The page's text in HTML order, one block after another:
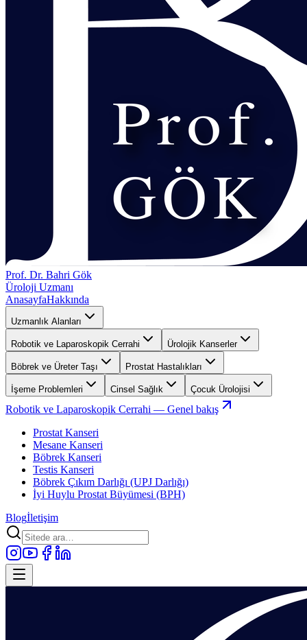
Prof. Dr. Bahri Gök
Üroloji Uzmanı
AnasayfaHakkında
Uzmanlık Alanları
Robotik ve Laparoskopik Cerrahi Ürolojik Kanserler
Böbrek ve Üreter Taşı Prostat Hastalıkları
İşeme Problemleri Cinsel Sağlık Çocuk Ürolojisi
Robotik ve Laparoskopik Cerrahi — Genel bakış
Prostat Kanseri
Mesane Kanseri
Böbrek Kanseri
Testis Kanseri
Böbrek Çıkım Darlığı (UPJ Darlığı)
İyi Huylu Prostat Büyümesi (BPH)
Blogİletişim